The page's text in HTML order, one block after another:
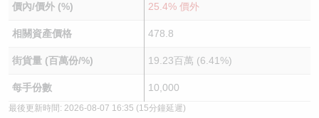
價內/價外 (%) 25.4% 價外
相關資產價格 478.8
街貨量 (百萬份/%) 19.23百萬 (6.41%)
每手份數 10,000
最後更新時間: 2026-08-07 16:35 (15分鐘延遲)